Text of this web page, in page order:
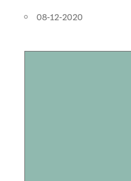
08-12-2020